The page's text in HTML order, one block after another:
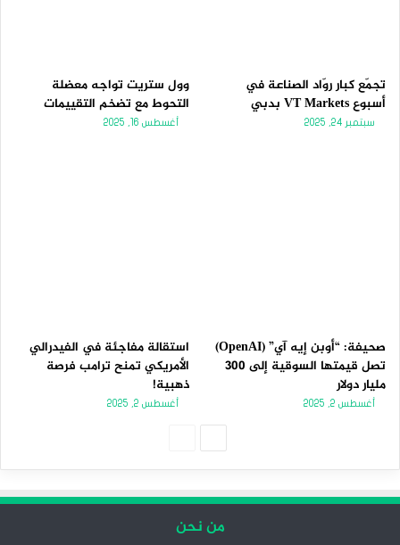
تجمّع كبار روّاد الصناعة في
أسبوع VT Markets بدبي
سبتمبر 24, 2025
وول ستريت تواجه معضلة
التحوط مع تضخم التقييمات
أغسطس 16, 2025
صحيفة: “أوبن إيه آي” (OpenAI)
تصل قيمتها السوقية إلى 300
مليار دولار
أغسطس 2, 2025
استقالة مفاجئة في الفيدرالي
الأمريكي تمنح ترامب فرصة
ذهبية!
أغسطس 2, 2025
من نحن